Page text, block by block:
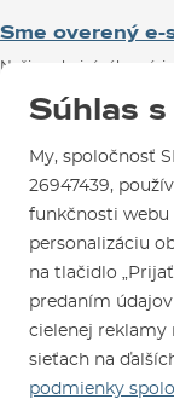
Návody na použitie
Kontakty
SNOWBOARD
Ako si vybrať
Mapa a ako k nám
Požičovňa
Servis a opravy
Sme overený e-
Naši spokojní zákazníci
Súhlas
My, spoločnosť
26947439,
funkčnosti webu
personalizáciu
na tlačidlo
predaním
cielenej reklamy
sieťach na
podmienky